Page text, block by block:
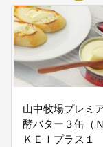
山中牧場プレミ
酵バター３缶（
ＫＥＩプラス１